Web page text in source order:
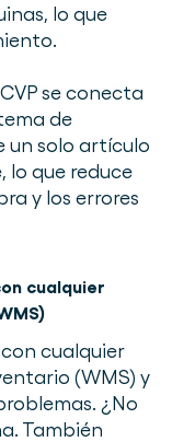
lo que
se conecta
de
un solo artículo
que reduce
y los errores
cualquier
cualquier
(WMS) y
¿No
También